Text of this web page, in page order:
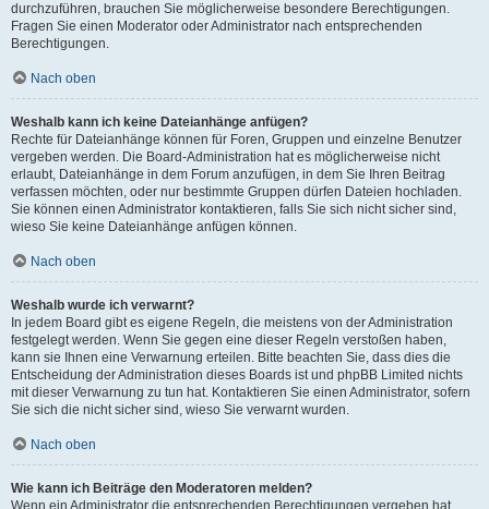
durchzuführen, brauchen Sie möglicherweise besondere Berechtigungen.
Fragen Sie einen Moderator oder Administrator nach entsprechenden
Berechtigungen.
Nach oben
Weshalb kann ich keine Dateianhänge anfügen?
Rechte für Dateianhänge können für Foren, Gruppen und einzelne Benutzer
vergeben werden. Die Board-Administration hat es möglicherweise nicht
erlaubt, Dateianhänge in dem Forum anzufügen, in dem Sie Ihren Beitrag
verfassen möchten, oder nur bestimmte Gruppen dürfen Dateien hochladen.
Sie können einen Administrator kontaktieren, falls Sie sich nicht sicher sind,
wieso Sie keine Dateianhänge anfügen können.
Nach oben
Weshalb wurde ich verwarnt?
In jedem Board gibt es eigene Regeln, die meistens von der Administration
festgelegt werden. Wenn Sie gegen eine dieser Regeln verstoßen haben,
kann sie Ihnen eine Verwarnung erteilen. Bitte beachten Sie, dass dies die
Entscheidung der Administration dieses Boards ist und phpBB Limited nichts
mit dieser Verwarnung zu tun hat. Kontaktieren Sie einen Administrator, sofern
Sie sich die nicht sicher sind, wieso Sie verwarnt wurden.
Nach oben
Wie kann ich Beiträge den Moderatoren melden?
Wenn ein Administrator die entsprechenden Berechtigungen vergeben hat,